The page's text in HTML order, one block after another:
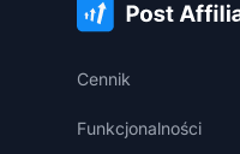
Cennik
Funkcjonalności